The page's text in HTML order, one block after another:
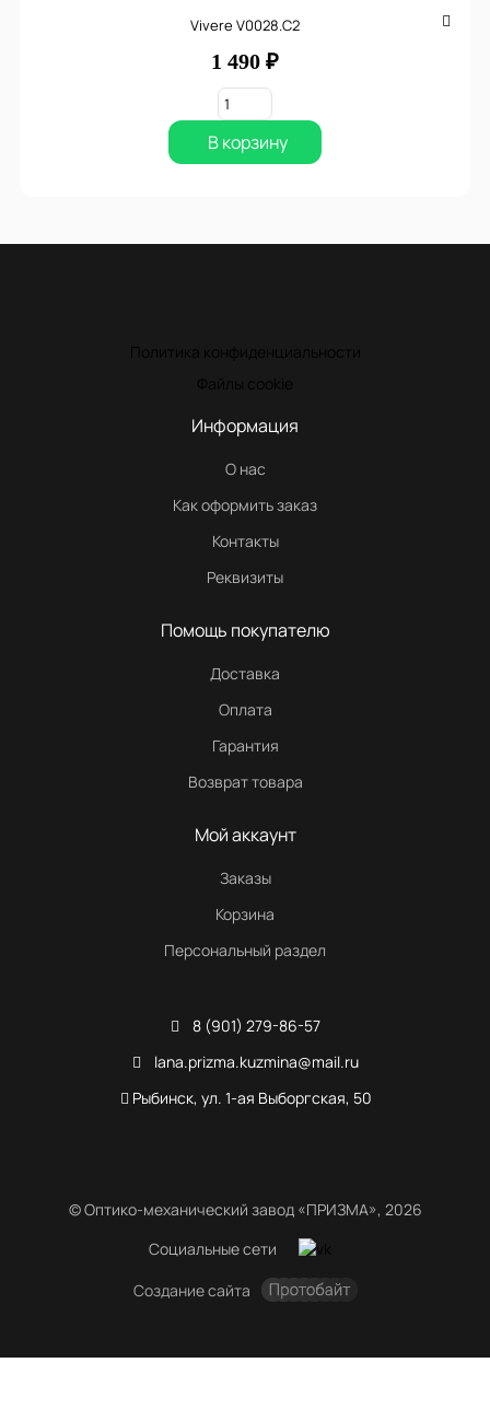
Vivere V0028.C2
1 490 ₽
В корзину
Политика конфиденциальности
Файлы cookie
Информация
О нас
Как оформить заказ
Контакты
Реквизиты
Помощь покупателю
Доставка
Оплата
Гарантия
Возврат товара
Мой аккаунт
Заказы
Корзина
Персональный раздел
8 (901) 279-86-57
lana.prizma.kuzmina@mail.ru
Рыбинск, ул. 1-ая Выборгская, 50
© Оптико-механический завод «ПРИЗМА», 2026
Создание сайта
Социальные сети
Продолжая использовать сайт, вы соглашаетесь с политикой